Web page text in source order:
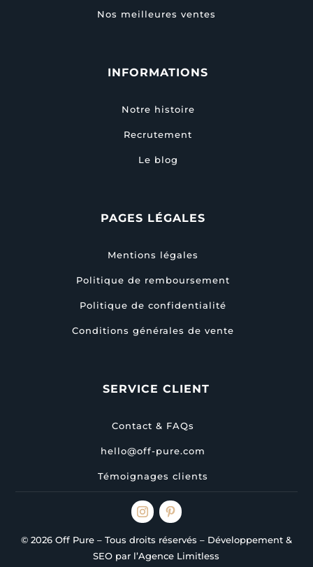
Nos meilleures ventes
INFORMATIONS
Notre histoire
Recrutement
Le blog
PAGES LÉGALES
Mentions légales
Politique de remboursement
Politique de confidentialité
Conditions générales de vente
SERVICE CLIENT
Contact & FAQs
hello@off-pure.com
Témoignages clients
© 2026 Off Pure – Tous droits réservés – Développement &
SEO par l’Agence Limitless